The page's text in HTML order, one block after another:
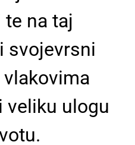
na taj
svojevrsni
veliku ulogu